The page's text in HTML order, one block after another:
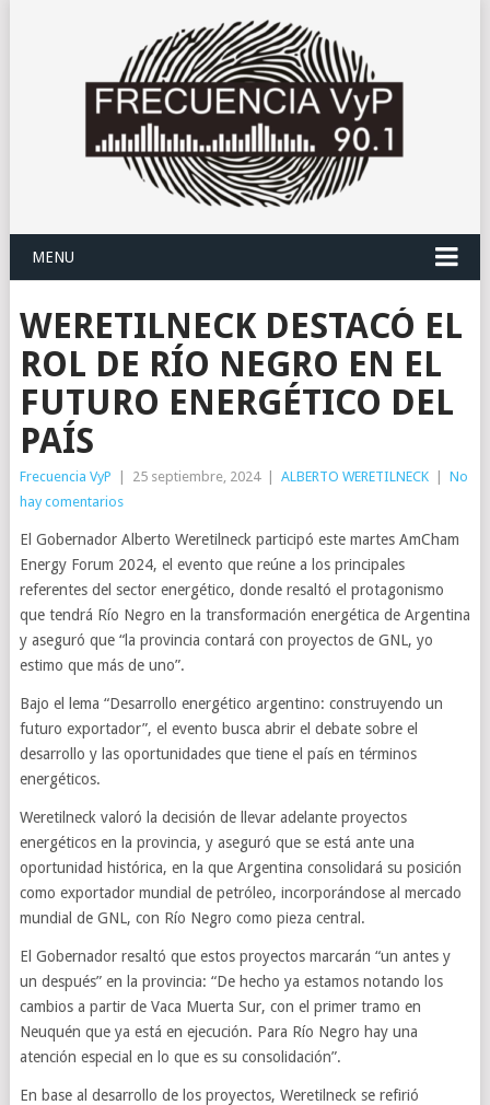
MENU
WERETILNECK DESTACÓ EL
ROL DE RÍO NEGRO EN EL
FUTURO ENERGÉTICO DEL
PAÍS
Frecuencia VyP 25 septiembre, 2024 ALBERTO WERETILNECK
No
hay comentarios
El Gobernador Alberto Weretilneck participó este martes AmCham
Energy Forum 2024, el evento que reúne a los principales
referentes del sector energético, donde resaltó el protagonismo
que tendrá Río Negro en la transformación energética de Argentina
y aseguró que “la provincia contará con proyectos de GNL, yo
estimo que más de uno”.
Bajo el lema “Desarrollo energético argentino: construyendo un
futuro exportador”, el evento busca abrir el debate sobre el
desarrollo y las oportunidades que tiene el país en términos
energéticos.
Weretilneck valoró la decisión de llevar adelante proyectos
energéticos en la provincia, y aseguró que se está ante una
oportunidad histórica, en la que Argentina consolidará su posición
como exportador mundial de petróleo, incorporándose al mercado
mundial de GNL, con Río Negro como pieza central.
El Gobernador resaltó que estos proyectos marcarán “un antes y
un después” en la provincia: “De hecho ya estamos notando los
cambios a partir de Vaca Muerta Sur, con el primer tramo en
Neuquén que ya está en ejecución. Para Río Negro hay una
atención especial en lo que es su consolidación”.
En base al desarrollo de los proyectos, Weretilneck se refirió